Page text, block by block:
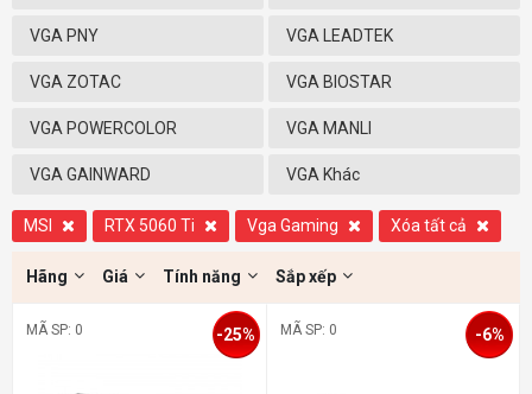
VGA PNY VGA LEADTEK
VGA ZOTAC VGA BIOSTAR
VGA POWERCOLOR VGA MANLI
VGA GAINWARD VGA Khác
MSI RTX 5060 Ti Vga Gaming Xóa tất cả
Hãng Giá Tính năng Sắp xếp
MÃ SP: 0 -25% MÃ SP: 0 -6%